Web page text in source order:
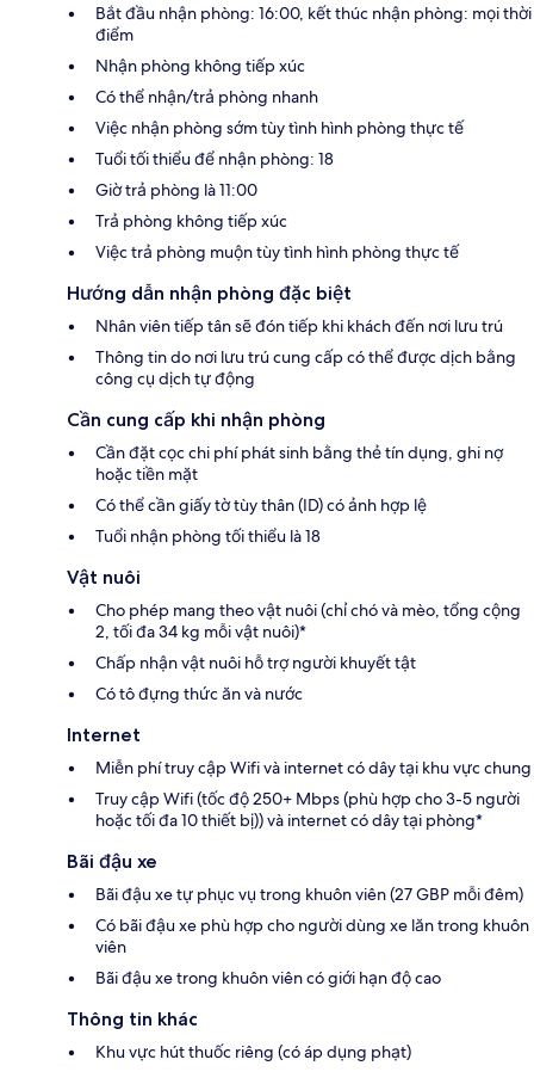
Bắt đầu nhận phòng: 16:00, kết thúc nhận phòng: mọi thời
điểm
Nhận phòng không tiếp xúc
Có thể nhận/trả phòng nhanh
Việc nhận phòng sớm tùy tình hình phòng thực tế
Tuổi tối thiểu để nhận phòng: 18
Giờ trả phòng là 11:00
Trả phòng không tiếp xúc
Việc trả phòng muộn tùy tình hình phòng thực tế
Hướng dẫn nhận phòng đặc biệt
Nhân viên tiếp tân sẽ đón tiếp khi khách đến nơi lưu trú
Thông tin do nơi lưu trú cung cấp có thể được dịch bằng
công cụ dịch tự động
Cần cung cấp khi nhận phòng
Cần đặt cọc chi phí phát sinh bằng thẻ tín dụng, ghi nợ
hoặc tiền mặt
Có thể cần giấy tờ tùy thân (ID) có ảnh hợp lệ
Tuổi nhận phòng tối thiểu là 18
Vật nuôi
Cho phép mang theo vật nuôi (chỉ chó và mèo, tổng cộng
2, tối đa 34 kg mỗi vật nuôi)*
Chấp nhận vật nuôi hỗ trợ người khuyết tật
Có tô đựng thức ăn và nước
Internet
Miễn phí truy cập Wifi và internet có dây tại khu vực chung
Truy cập Wifi (tốc độ 250+ Mbps (phù hợp cho 3-5 người
hoặc tối đa 10 thiết bị)) và internet có dây tại phòng*
Bãi đậu xe
Bãi đậu xe tự phục vụ trong khuôn viên (27 GBP mỗi đêm)
Có bãi đậu xe phù hợp cho người dùng xe lăn trong khuôn
viên
Bãi đậu xe trong khuôn viên có giới hạn độ cao
Thông tin khác
Khu vực hút thuốc riêng (có áp dụng phạt)